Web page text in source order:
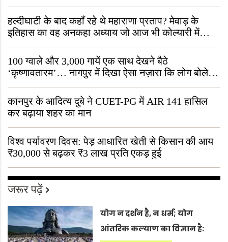
हल्दीघाटी के बाद कहाँ रहे थे महाराणा प्रताप? मेवाड़ के
इतिहास का वह अनकहा अध्याय जो आज भी कोल्यारी में
जीवित है
100 ग्वाले और 3,000 गायें एक साथ देखने बैठे
‘कृष्णावतारम’… नागपुर में दिखा ऐसा नज़ारा कि लोग बोले,
“ऐसा तो सिर्फ़ कृष्ण ही कर सकते हैं”
कानपुर के आदित्य दुबे ने CUET-PG में AIR 141 हासिल
कर बढ़ाया शहर का मान
विश्व पर्यावरण दिवस: पेड़ आधारित खेती से किसान की आय
₹30,000 से बढ़कर ₹3 लाख प्रति एकड़ हुई
जरूर पढ़ें
योग न दर्शन है, न धर्म; योग
आंतरिक कल्याण का विज्ञान है: